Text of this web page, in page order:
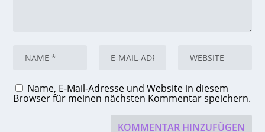
Name, E-Mail-Adresse und Website in diesem
Browser für meinen nächsten Kommentar speichern.